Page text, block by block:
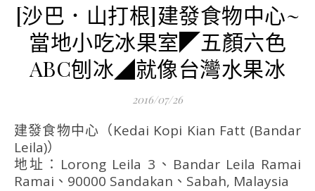
[沙巴．山打根]建發食物中心~
當地小吃冰果室◤五顏六色
ABC刨冰◢就像台灣水果冰
2016/07/26
建發食物中心（Kedai Kopi Kian Fatt (Bandar
Leila)）
地址：Lorong Leila 3、Bandar Leila Ramai
Ramai、90000 Sandakan、Sabah, Malaysia